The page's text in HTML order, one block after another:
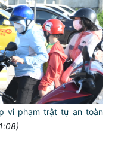
vi phạm trật tự an toàn